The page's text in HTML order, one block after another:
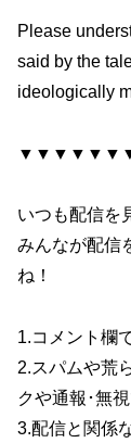
Please
said by the
ideologically
いつも配信を
みんなが配信
ね！
1.コメント欄
2.スパムや荒
クや通報･無
3.配信と関係